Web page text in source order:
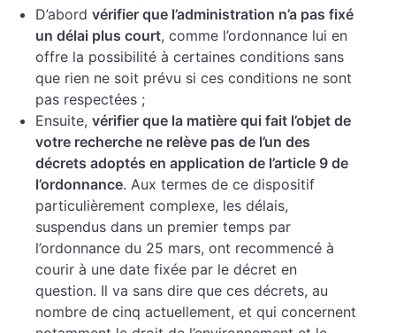
D’abord vérifier que l’administration n’a pas fixé
un délai plus court, comme l’ordonnance lui en
offre la possibilité à certaines conditions sans
que rien ne soit prévu si ces conditions ne sont
pas respectées ;
Ensuite, vérifier que la matière qui fait l’objet de
votre recherche ne relève pas de l’un des
décrets adoptés en application de l’article 9 de
l’ordonnance. Aux termes de ce dispositif
particulièrement complexe, les délais,
suspendus dans un premier temps par
l’ordonnance du 25 mars, ont recommencé à
courir à une date fixée par le décret en
question. Il va sans dire que ces décrets, au
nombre de cinq actuellement, et qui concernent